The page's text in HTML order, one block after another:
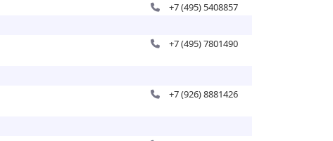
+7 (495) 5408857
+7 (495) 7801490
+7 (926) 8881426